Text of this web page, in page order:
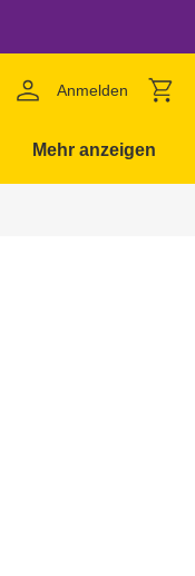
Anmelden
Mehr anzeigen